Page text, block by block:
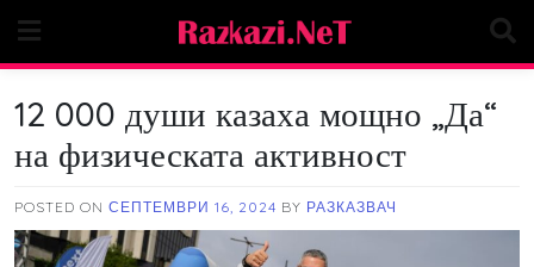
content
12 000 души казаха мощно „Да“
на физическата активност
POSTED ON СЕПТЕМВРИ 16, 2024 BY РАЗКАЗВАЧ